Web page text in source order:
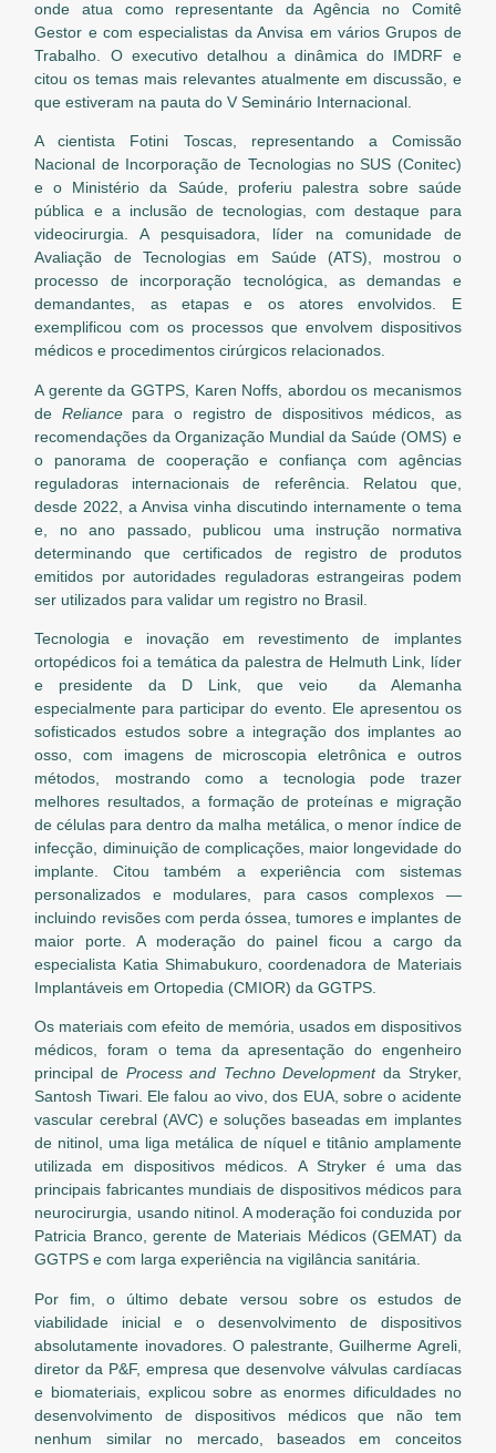
onde atua como representante da Agência no Comitê
Gestor e com especialistas da Anvisa em vários Grupos de
Trabalho. O executivo detalhou a dinâmica do IMDRF e
citou os temas mais relevantes atualmente em discussão, e
que estiveram na pauta do V Seminário Internacional.
A cientista Fotini Toscas, representando a Comissão
Nacional de Incorporação de Tecnologias no SUS (Conitec)
e o Ministério da Saúde, proferiu palestra sobre saúde
pública e a inclusão de tecnologias, com destaque para
videocirurgia. A pesquisadora, líder na comunidade de
Avaliação de Tecnologias em Saúde (ATS), mostrou o
processo de incorporação tecnológica, as demandas e
demandantes, as etapas e os atores envolvidos. E
exemplificou com os processos que envolvem dispositivos
médicos e procedimentos cirúrgicos relacionados.
A gerente da GGTPS, Karen Noffs, abordou os mecanismos
de Reliancepara o registro de dispositivos médicos, as
recomendações da Organização Mundial da Saúde (OMS) e
o panorama de cooperação e confiança com agências
reguladoras internacionais de referência. Relatou que,
desde 2022, a Anvisa vinha discutindo internamente o tema
e, no ano passado, publicou uma instrução normativa
determinando que certificados de registro de produtos
emitidos por autoridades reguladoras estrangeiras podem
ser utilizados para validar um registro no Brasil.
Tecnologia e inovação em revestimento de implantes
ortopédicos foi a temática da palestra de Helmuth Link, líder
e presidente da D Link, que veio da Alemanha
especialmente para participar do evento. Ele apresentou os
sofisticados estudos sobre a integração dos implantes ao
osso, com imagens de microscopia eletrônica e outros
métodos, mostrando como a tecnologia pode trazer
melhores resultados, a formação de proteínas e migração
de células para dentro da malha metálica, o menor índice de
infecção, diminuição de complicações, maior longevidade do
implante. Citou também a experiência com sistemas
personalizados e modulares, para casos complexos —
incluindo revisões com perda óssea, tumores e implantes de
maior porte. A moderação do painel ficou a cargo da
especialista Katia Shimabukuro, coordenadora de Materiais
Implantáveis em Ortopedia (CMIOR) da GGTPS.
Os materiais com efeito de memória, usados em dispositivos
médicos, foram o tema da apresentação do engenheiro
principal de Process and Techno Developmentda Stryker,
Santosh Tiwari. Ele falou ao vivo, dos EUA, sobre o acidente
vascular cerebral (AVC) e soluções baseadas em implantes
de nitinol, uma liga metálica de níquel e titânio amplamente
utilizada em dispositivos médicos. A Stryker é uma das
principais fabricantes mundiais de dispositivos médicos para
neurocirurgia, usando nitinol. A moderação foi conduzida por
Patricia Branco, gerente de Materiais Médicos (GEMAT) da
GGTPS e com larga experiência na vigilância sanitária.
Por fim, o último debate versou sobre os estudos de
viabilidade inicial e o desenvolvimento de dispositivos
absolutamente inovadores. O palestrante, Guilherme Agreli,
diretor da P&F, empresa que desenvolve válvulas cardíacas
e biomateriais, explicou sobre as enormes dificuldades no
desenvolvimento de dispositivos médicos que não tem
nenhum similar no mercado, baseados em conceitos